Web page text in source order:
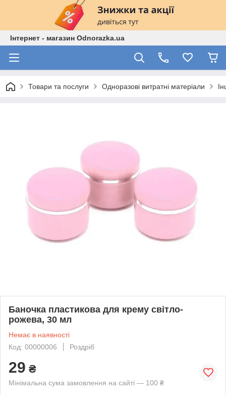
Інтернет - магазин Odnorazka.ua
Товари та послуги Одноразові витратні матеріали
Баночка пластикова для крему світло-
рожева, 30 мл
Немає в наявності
Код: 00000006
Роздріб
29 ₴
Мінімальна сума замовлення на сайті — 100 ₴